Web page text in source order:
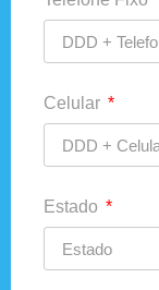
Celular
Estado